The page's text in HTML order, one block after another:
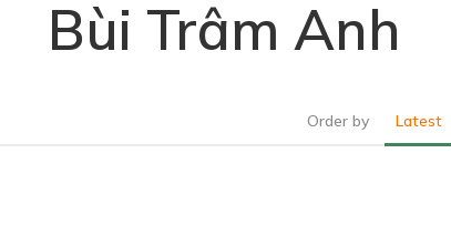
Bùi Trâm Anh
Order by Latest